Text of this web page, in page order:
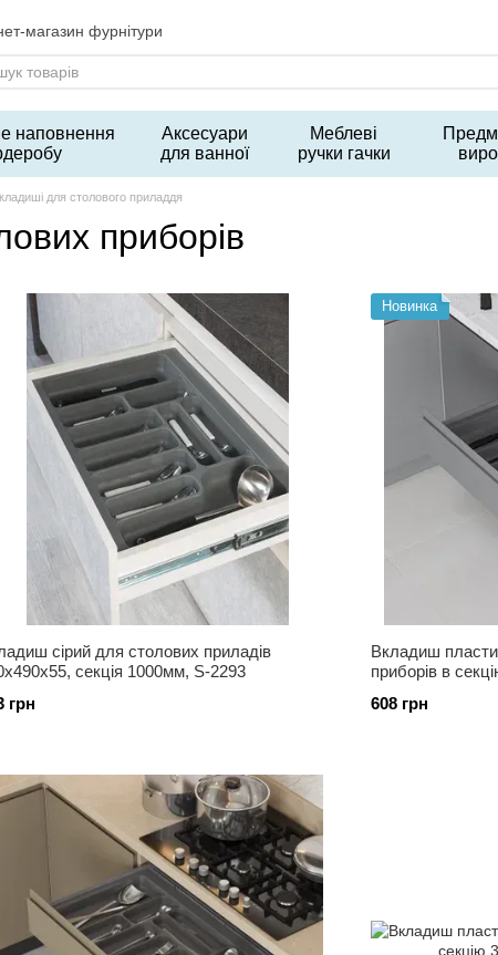
магазин фурнітури
наповнення
Аксесуари
для ванної
Меблеві
ручки гачки
для столового приладдя
приборів
сірий для столових приладів
секція 1000мм, S-2293
грн
Новинка
Вкладиш
приборів в
608 грн